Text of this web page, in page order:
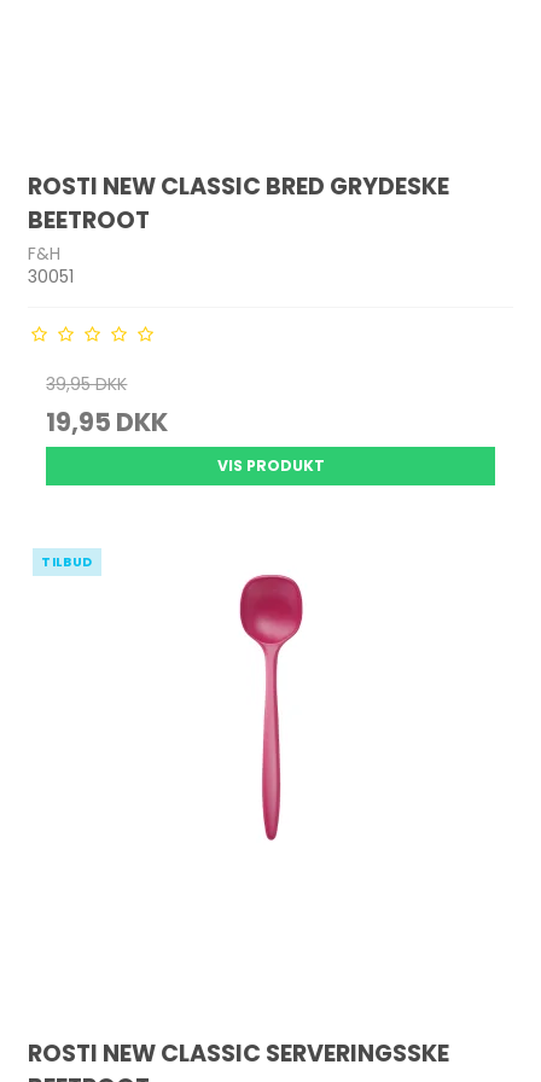
ROSTI NEW CLASSIC BRED GRYDESKE
BEETROOT
F&H
30051
39,95 DKK
19,95 DKK
VIS PRODUKT
TILBUD
ROSTI NEW CLASSIC SERVERINGSSKE